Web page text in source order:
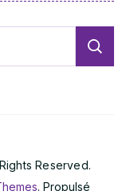
Reserved.
. Propulsé